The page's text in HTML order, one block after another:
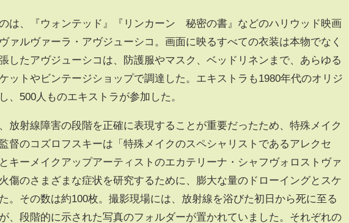
は、『ウォンテッド』『リンカーン 秘密の書』などのハリウッド映画
ァルヴァーラ・アヴジューシコ。画面に映るすべての衣装は本物でなく
したアヴジューシコは、防護服やマスク、ベッドリネンまで、あらゆる
ットやビンテージショップで調達した。エキストラも1980年代のオリジ
、500人ものエキストラが参加した。
放射線障害の段階を正確に表現することが重要だったため、特殊メイク
督のコズロフスキーは「特殊メイクのスペシャリストであるアレクセ
キーメイクアップアーティストのエカテリーナ・シャフヴォロストヴァ
傷のさまざまな症状を研究するために、膨大な量のドローイングとスケ
。その数は約100枚。撮影現場には、放射線を浴びた初日から死に至る
、段階的に示された写真のフォルダーが置かれていました。それぞれの